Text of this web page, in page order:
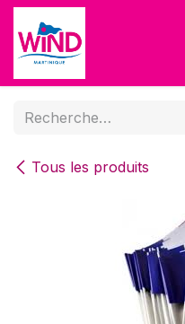
Se rendre au contenu
Tous les produits